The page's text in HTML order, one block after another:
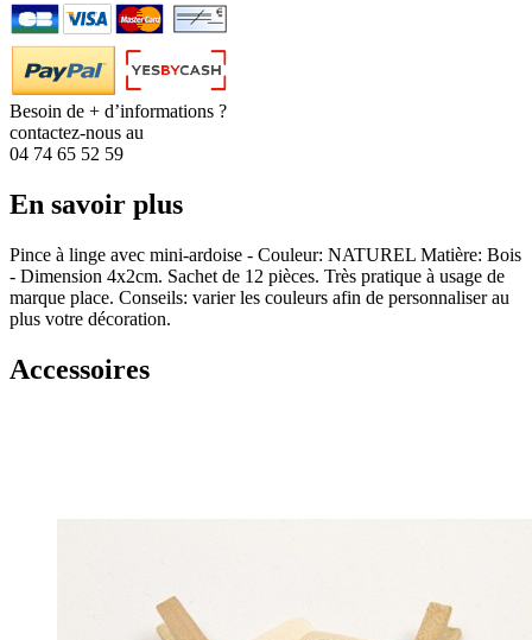
Besoin de + d’informations ?
contactez-nous au
04 74 65 52 59
En savoir plus
Pince à linge avec mini-ardoise - Couleur: NATUREL Matière: Bois
- Dimension 4x2cm. Sachet de 12 pièces. Très pratique à usage de
marque place. Conseils: varier les couleurs afin de personnaliser au
plus votre décoration.
Accessoires